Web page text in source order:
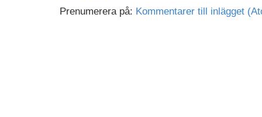
Prenumerera på: Kommentarer till inlägget